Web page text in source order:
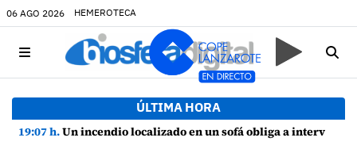
06 AGO 2026 HEMEROTECA
ÚLTIMA HORA
19:07 h.Un incendio localizado en un sofá obliga a intervenir en una vivienda de Playa Honda